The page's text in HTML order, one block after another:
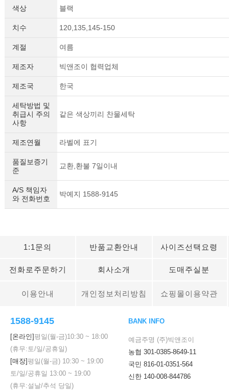
색상 블랙
치수 120,135,145-150
계절 여름
제조자 빅앤조이 협력업체
제조국 한국
세탁방법 및
취급시 주의
사항
같은 색상끼리 찬물세탁
제조연월 라벨에 표기
품질보증기
준
교환,환불 7일이내
A/S 책임자
와 전화번호
박예지 1588-9145
1:1문의 반품교환안내 사이즈선택요령
전화로주문하기 회사소개 도매주실분
이용안내 개인정보처리방침 쇼핑몰이용약관
1588-9145
[온라인] 평일(월-금)10:30 ~ 18:00
(휴무:토/일/공휴일)
[매장] 평일(월-금) 10:30 ~ 19:00
토/일/공휴일 13:00 ~ 19:00
(휴무:설날/추석 당일)
BANK INFO
예금주명 (주)빅앤조이
농협 301-0385-8649-11
국민 816-01-0351-564
신한 140-008-844786